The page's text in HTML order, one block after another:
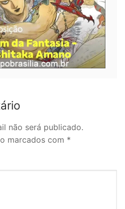
não será publicado.
marcados com *